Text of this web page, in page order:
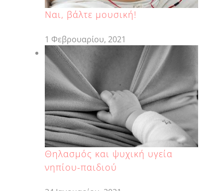
Ναι, βάλτε μουσική!
1 Φεβρουαρίου, 2021
Θηλασμός και ψυχική υγεία
νηπίου-παιδιού